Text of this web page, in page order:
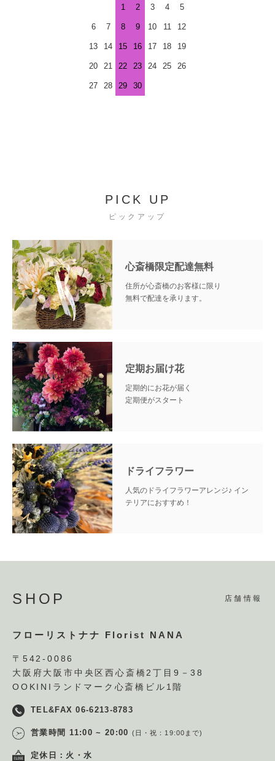
1 2 3 4 5
6 7 8 9 10 11 12
13 14 15 16 17 18 19
20 21 22 23 24 25 26
27 28 29 30
PICK UP
ピックアップ
心斎橋限定配達無料
住所が心斎橋のお客様に限り
無料で配達を承ります。
定期お届け花
定期的にお花が届く
定期便がスタート
ドライフラワー
人気のドライフラワーアレンジ♪ イン
テリアにおすすめ！
SHOP 店舗情報
フローリストナナ Florist NANA
〒542-0086
大阪府大阪市中央区西心斎橋2丁目9－38
OOKINIランドマーク心斎橋ビル1階
TEL&FAX 06-6213-8783
営業時間 11:00 ~ 20:00 (日・祝：19:00まで)
定休日：火・水